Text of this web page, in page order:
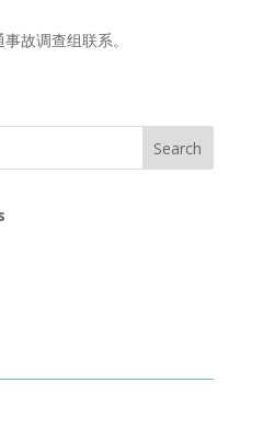
故调查组联系。
Search